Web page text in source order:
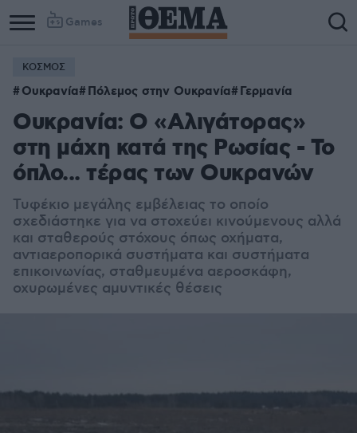
Games
ΚΟΣΜΟΣ
Ουκρανία Πόλεμος στην Ουκρανία Γερμανία
Ουκρανία: Ο «Αλιγάτορας»
στη μάχη κατά της Ρωσίας - Το
όπλο... τέρας των Ουκρανών
Τυφέκιο μεγάλης εμβέλειας το οποίο
σχεδιάστηκε για να στοχεύει κινούμενους αλλά
και σταθερούς στόχους όπως οχήματα,
αντιαεροπορικά συστήματα και συστήματα
επικοινωνίας, σταθμευμένα αεροσκάφη,
οχυρωμένες αμυντικές θέσεις